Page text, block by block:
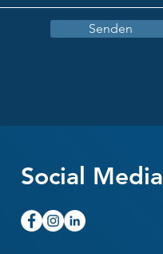
Senden
Social Media